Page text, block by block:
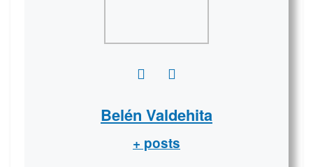
Belén Valdehita
+ posts